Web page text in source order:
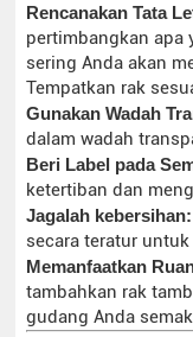
Rencanakan Tata
pertimbangkan apa
sering Anda akan
Tempatkan rak
Gunakan Wadah
dalam wadah
Beri Label pada
ketertiban dan
Jagalah kebersihan:
secara teratur
Memanfaatkan
tambahkan rak
gudang Anda